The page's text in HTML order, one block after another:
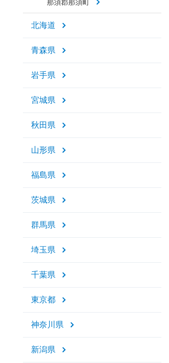
那須郡那須町
北海道
青森県
岩手県
宮城県
秋田県
山形県
福島県
茨城県
群馬県
埼玉県
千葉県
東京都
神奈川県
新潟県